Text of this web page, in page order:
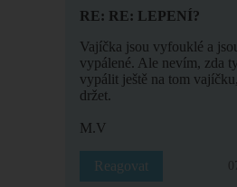
RE: RE: LEPENÍ?
Vajíčka jsou vyfouklé a
vypálené. Ale nevím, zda
vypálit ještě na tom
držet.
M.V
Reagovat